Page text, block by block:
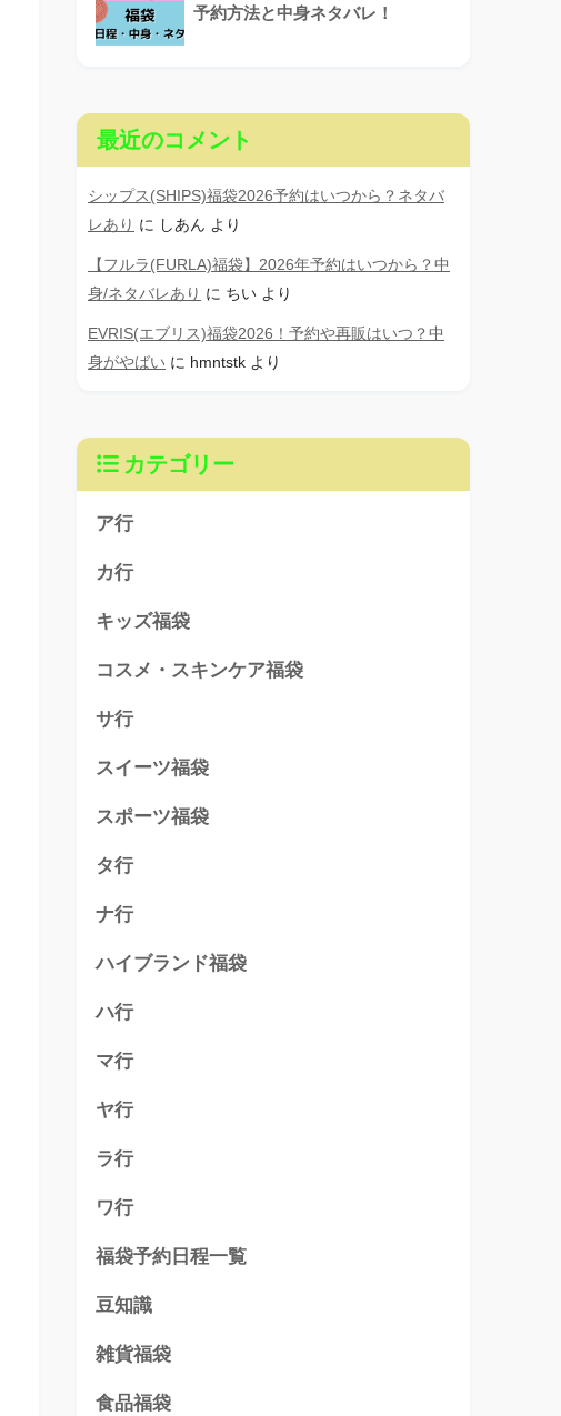
予約方法と中身ネタバレ！
最近のコメント
シップス(SHIPS)福袋2026予約はいつから？ネタバ
レあり に しあん より
【フルラ(FURLA)福袋】2026年予約はいつから？中
身/ネタバレあり に ちい より
EVRIS(エブリス)福袋2026！予約や再販はいつ？中
身がやばい に hmntstk より
カテゴリー
ア行
カ行
キッズ福袋
コスメ・スキンケア福袋
サ行
スイーツ福袋
スポーツ福袋
タ行
ナ行
ハイブランド福袋
ハ行
マ行
ヤ行
ラ行
ワ行
福袋予約日程一覧
豆知識
雑貨福袋
食品福袋